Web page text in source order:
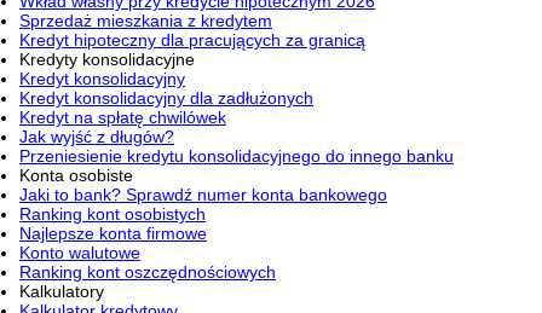
Sprzedaż mieszkania z kredytem
Kredyt hipoteczny dla pracujących za granicą
Kredyty konsolidacyjne
Kredyt konsolidacyjny
Kredyt konsolidacyjny dla zadłużonych
Kredyt na spłatę chwilówek
Jak wyjść z długów?
Przeniesienie kredytu konsolidacyjnego do innego banku
Konta osobiste
Jaki to bank? Sprawdź numer konta bankowego
Ranking kont osobistych
Najlepsze konta firmowe
Konto walutowe
Ranking kont oszczędnościowych
Kalkulatory